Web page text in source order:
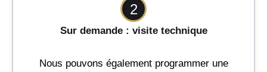
2
Sur demande : visite technique
Nous pouvons également programmer une